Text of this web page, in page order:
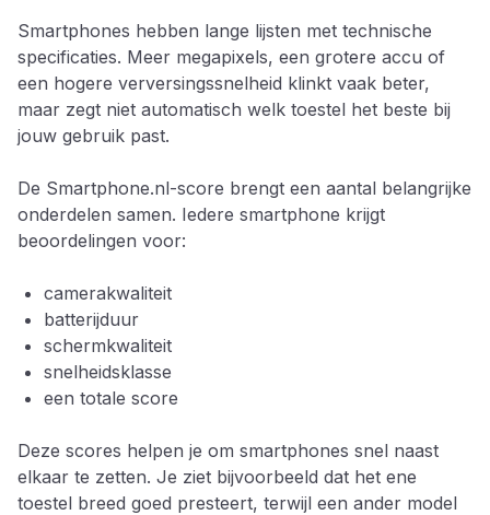
Smartphones hebben lange lijsten met technische
specificaties. Meer megapixels, een grotere accu of
een hogere verversingssnelheid klinkt vaak beter,
maar zegt niet automatisch welk toestel het beste bij
jouw gebruik past.
De Smartphone.nl-score brengt een aantal belangrijke
onderdelen samen. Iedere smartphone krijgt
beoordelingen voor:
camerakwaliteit
batterijduur
schermkwaliteit
snelheidsklasse
een totale score
Deze scores helpen je om smartphones snel naast
elkaar te zetten. Je ziet bijvoorbeeld dat het ene
toestel breed goed presteert, terwijl een ander model